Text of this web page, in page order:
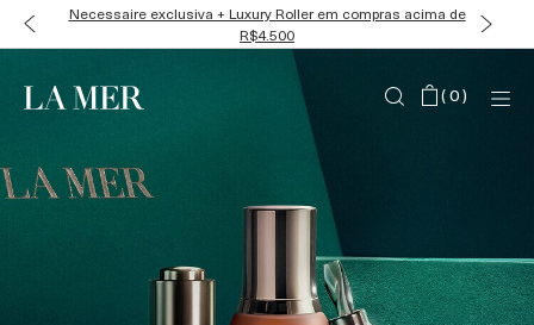
Necessaire exclusiva + Luxury Roller em compras acima de
R$4.500
(0)